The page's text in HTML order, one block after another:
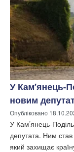
У Кам’янець-
новим
Опубліковано
У Кам’янець-
депутата. Ним
який захищає